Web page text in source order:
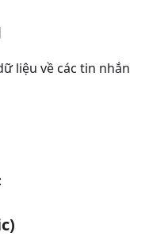
liệu về các tin nhắn